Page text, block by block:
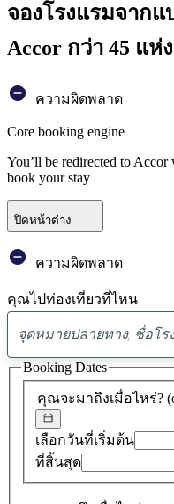
จองโรงแรมจากแ
Accor กว่า 45 แห่ง
ความผิดพลาด
Core booking engine
You’ll be redirected to
book your stay
ปิดหน้าต่าง
ความผิดพลาด
คุณไปท่องเที่ยวที่ไหน
คุณจะมาถึงเมื่อไหร่?
เลือกวันที่เริ่มต้น
ที่สิ้นสุด
Booking Dates